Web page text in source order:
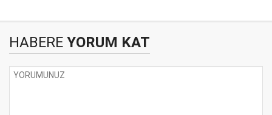
HABERE YORUM KAT